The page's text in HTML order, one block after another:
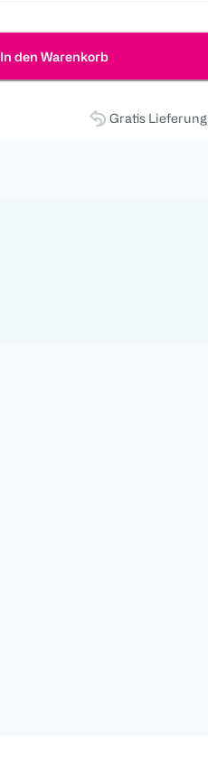
In den Warenkorb
Gratis